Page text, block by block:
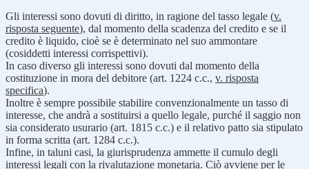
Gli interessi sono dovuti di diritto, in ragione del tasso legale (v.
risposta seguente), dal momento della scadenza del credito e se il
credito è liquido, cioè se è determinato nel suo ammontare
(cosiddetti interessi corrispettivi).
In caso diverso gli interessi sono dovuti dal momento della
costituzione in mora del debitore (art. 1224 c.c., v. risposta
specifica).
Inoltre è sempre possibile stabilire convenzionalmente un tasso di
interesse, che andrà a sostituirsi a quello legale, purché il saggio non
sia considerato usurario (art. 1815 c.c.) e il relativo patto sia stipulato
in forma scritta (art. 1284 c.c.).
Infine, in taluni casi, la giurisprudenza ammette il cumulo degli
interessi legali con la rivalutazione monetaria. Ciò avviene per le